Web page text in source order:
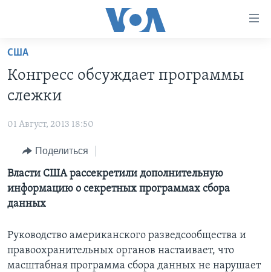
Перейти
основной
контент
навигации
Перейти
поиск
ПРОГРАММЫ
НОВОСТИ ЗА МИНУТУ
ИТОГИ
ПОЧЕМУ ЭТО ВАЖНО?
ДИСКУССИЯ VOA
НЬЮ-ЙОРК NEW YORK
АМЕРИКА. БОЛЬШОЕ ПУТЕШЕСТВИЕ
УЧИМ АНГЛИЙСКИЙ
НАША АМЕРИКАНСКАЯ ИСТОРИЯ
А КАК В АМЕРИКЕ?
АРТЕФАКТЫ
ТЕСТЫ
ЭКСПЕРТИЗА
ИНТЕРВЬЮ
ФАКТЫ ПРОТИВ ФЕЙКОВ
ЗА СВОБОДУ ПРЕССЫ
ВИДЕО
ПОДПИСКА НА НОВОСТИ
США
Конгресс обсуждает программы
слежки
01 Август, 2013 18:50
Поделиться
Власти США рассекретили дополнительную
информацию о секретных программах сбора
данных
Руководство американского разведсообщества и
правоохранительных органов настаивает, что
масштабная программа сбора данных не нарушает